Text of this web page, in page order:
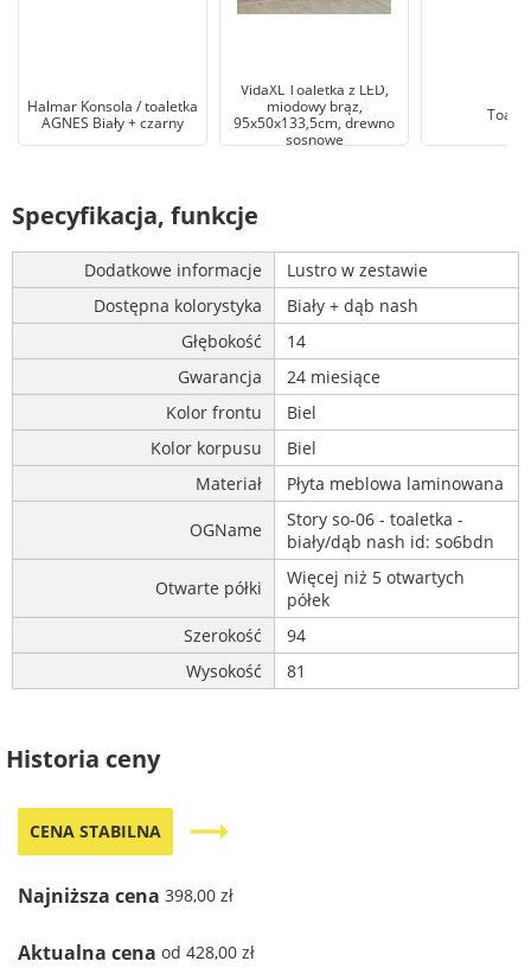
Halmar Konsola / toaletka
AGNES Biały + czarny
VidaXL Toaletka z LED,
miodowy brąz,
95x50x133,5cm, drewno
sosnowe
Specyfikacja, funkcje
Dodatkowe informacje
Lustro w zestawie
Dostępna kolorystyka
Biały + dąb nash
Głębokość
14
Gwarancja
24 miesiące
Kolor frontu
Biel
Kolor korpusu
Biel
Materiał
Płyta meblowa laminowana
OGName
Story so-06 - toaletka -
biały/dąb nash id: so6bdn
Otwarte półki
Więcej niż 5 otwartych
półek
Szerokość
94
Wysokość
81
Historia ceny
CENA STABILNA trending_flat
Najniższa cena 398,00 zł
Aktualna cena od 428,00 zł